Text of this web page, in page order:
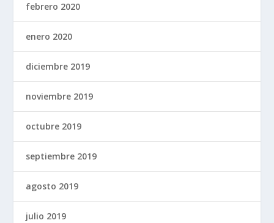
febrero 2020
enero 2020
diciembre 2019
noviembre 2019
octubre 2019
septiembre 2019
agosto 2019
julio 2019